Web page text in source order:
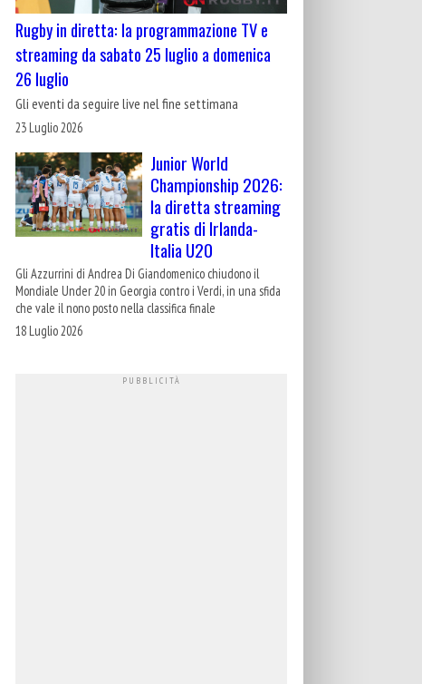
Rugby in diretta: la programmazione TV e
streaming da sabato 25 luglio a domenica
26 luglio
Gli eventi da seguire live nel fine settimana
23 Luglio 2026
Junior World
Championship 2026:
la diretta streaming
gratis di Irlanda-
Italia U20
Gli Azzurrini di Andrea Di Giandomenico chiudono il
Mondiale Under 20 in Georgia contro i Verdi, in una sfida
che vale il nono posto nella classifica finale
18 Luglio 2026